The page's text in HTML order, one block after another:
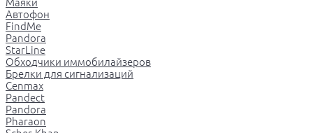
Автофон
FindMe
Pandora
StarLine
Обходчики иммобилайзеров
Брелки для сигнализаций
Cenmax
Pandect
Pandora
Pharaon